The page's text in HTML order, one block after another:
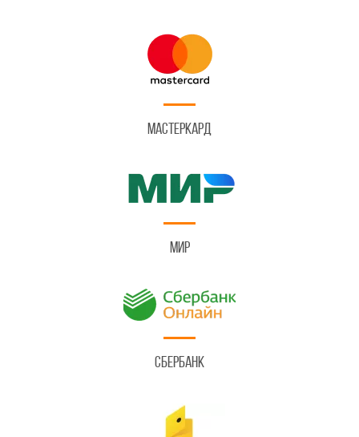
Мастеркард
Мир
Сбербанк